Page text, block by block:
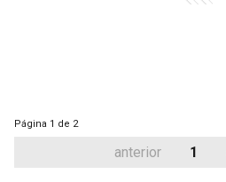
Página 1 de 2
anterior 1